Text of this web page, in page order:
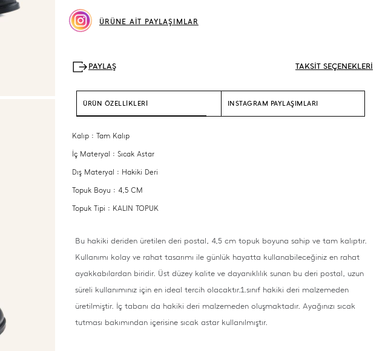
ÜRÜNE AİT PAYLAŞIMLAR
TAKSİT SEÇENEKLERİ
ÜRÜN ÖZELLİKLERİ INSTAGRAM PAYLAŞIMLARI
Kalıp : Tam Kalıp
İç Materyal : Sıcak Astar
Dış Materyal : Hakiki Deri
Topuk Boyu : 4,5 CM
Topuk Tipi : KALIN TOPUK
Bu hakiki deriden üretilen deri postal, 4,5 cm topuk boyuna sahip ve tam kalıptır.
Kullanımı kolay ve rahat tasarımı ile günlük hayatta kullanabileceğiniz en rahat
ayakkabılardan biridir. Üst düzey kalite ve dayanıklılık sunan bu deri postal, uzun
süreli kullanımınız için en ideal tercih olacaktır.1.sınıf hakiki deri malzemeden
üretilmiştir. İç tabanı da hakiki deri malzemeden oluşmaktadır. Ayağınızı sıcak
tutması bakımından içerisine sıcak astar kullanılmıştır.